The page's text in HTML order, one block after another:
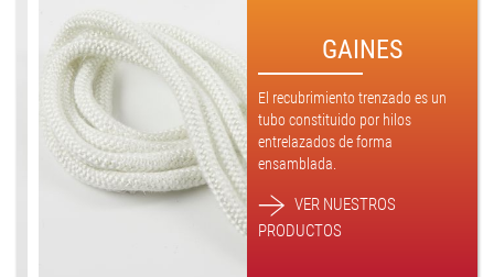
GAINES
El recubrimiento trenzado es un
tubo constituido por hilos
entrelazados de forma
ensamblada.
VER NUESTROS
PRODUCTOS